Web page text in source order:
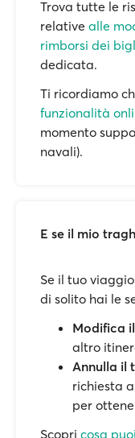
Trova tutte le
relative alle
rimborsi dei
dedicata.
Ti ricordiamo
funzionalità
momento
navali).
E se il mio
Se il tuo
di solito hai le
Modifica
altro
Annulla il
richiesta
per
Scopri cosa